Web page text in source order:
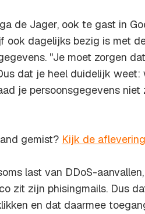
de Jager, ook te gast in
ook dagelijks bezig is met
"Je moet zorgen
dat je heel duidelijk
je persoonsgegevens
gemist? Kijk de
last van DDoS-
zit zijn phisingmails. Dus
en dat daarmee